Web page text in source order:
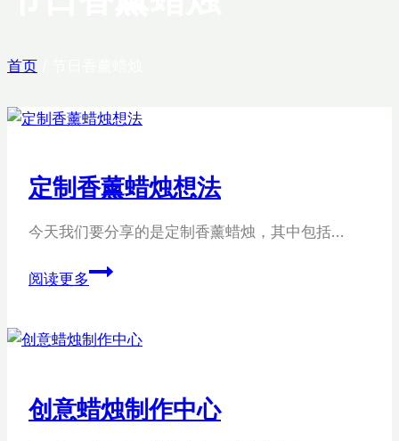
首页
定制香薰蜡烛想法
今天我们要分享的是定制香薰蜡烛，其中包括…
阅读更多定
薰
想
创意蜡烛制作中心